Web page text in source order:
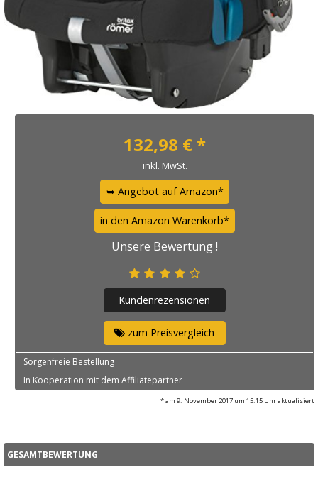
132,98 € *
inkl. MwSt.
➥ Angebot auf Amazon*
in den Amazon Warenkorb*
Unsere Bewertung !
Kundenrezensionen
zum Preisvergleich
Sorgenfreie Bestellung
In Kooperation mit dem Affiliatepartner
* am 9. November 2017 um 15:15 Uhr aktualisiert
GESAMTBEWERTUNG